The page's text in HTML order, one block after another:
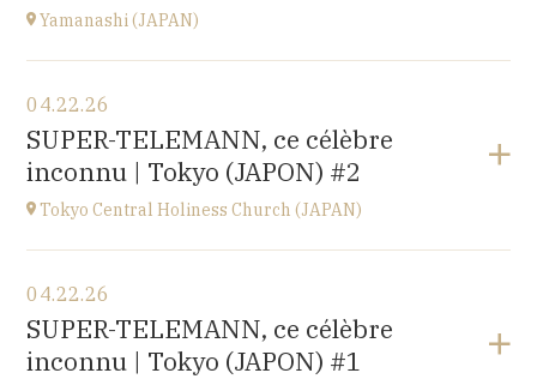
Go to site
Yamanashi (JAPAN)
Yamanashi (JAPAN)
Kofu-City
at19H30
Go to site
04.22.26
SUPER-TELEMANN, ce célèbre
inconnu | Tokyo (JAPON) #2
Tokyo Central Holiness Church (JAPAN)
Tokyo (JAPAN)
at19H
04.22.26
SUPER-TELEMANN, ce célèbre
inconnu | Tokyo (JAPON) #1